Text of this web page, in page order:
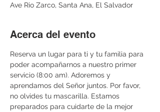
Ave Rio Zarco, Santa Ana, El Salvador
Acerca del evento
Reserva un lugar para ti y tu familia para
poder acompañarnos a nuestro primer
servicio (8:00 am). Adoremos y
aprendamos del Señor juntos. Por favor,
no olvides tu mascarilla. Estamos
preparados para cuidarte de la mejor